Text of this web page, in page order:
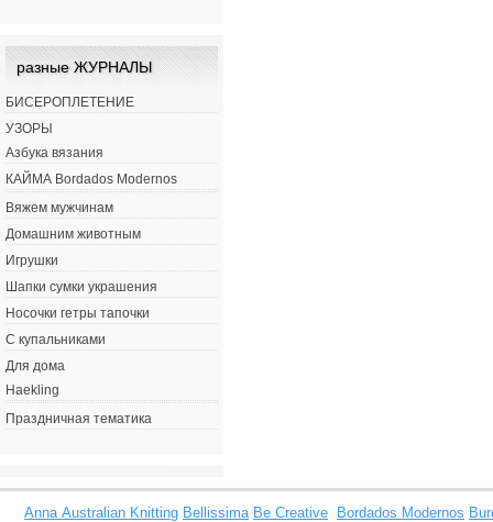
разные ЖУРНАЛЫ
БИСЕРОПЛЕТЕНИЕ
УЗОРЫ
Азбука вязания
КАЙМА Bordados Modernos
Вяжем мужчинам
Домашним животным
Игрушки
Шапки сумки украшения
Носочки гетры тапочки
С купальниками
Для дома
Haekling
Праздничная тематика
Anna Australian Knitting Bellissima Be Creative Bordados Modernos